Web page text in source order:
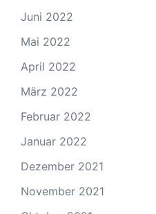
Juni 2022
Mai 2022
April 2022
März 2022
Februar 2022
Januar 2022
Dezember 2021
November 2021